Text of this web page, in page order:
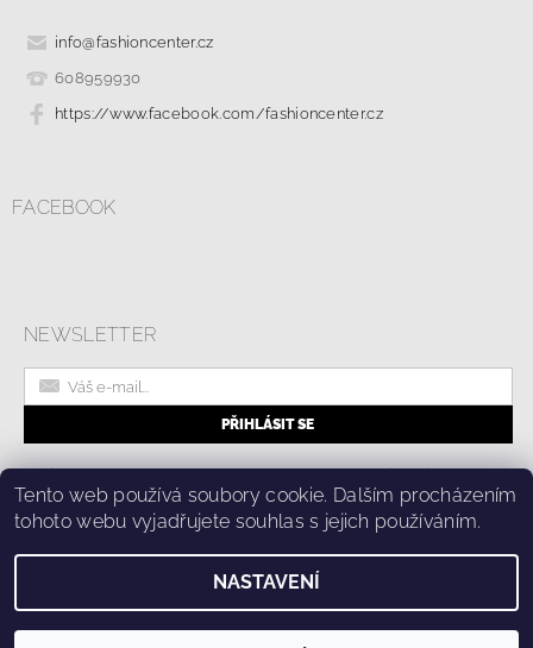
info@fashioncenter.cz
608959930
https://www.facebook.com/fashioncenter.cz
FACEBOOK
NEWSLETTER
|
| Ochrana osobních údajů a cookies
2026 © Fashion Center, všechna práva vyhrazena
Tento web používá soubory cookie. Dalším procházením
tohoto webu vyjadřujete souhlas s jejich používáním.
NASTAVENÍ